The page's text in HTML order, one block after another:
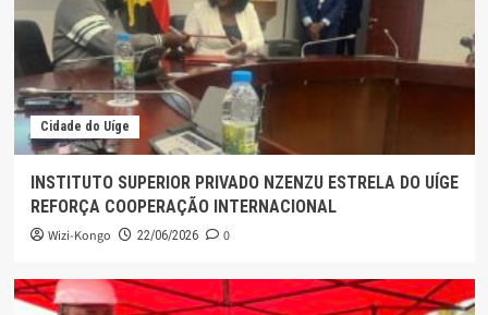
Cidade do Uíge
INSTITUTO SUPERIOR PRIVADO NZENZU ESTRELA DO UÍGE
REFORÇA COOPERAÇÃO INTERNACIONAL
Wizi-Kongo 22/06/2026 0